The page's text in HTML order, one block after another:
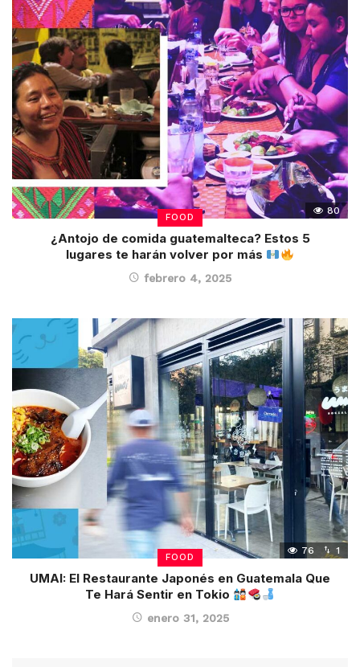
FOOD
80
¿Antojo de comida guatemalteca? Estos 5
lugares te harán volver por más
febrero 4, 2025
FOOD
76 1
UMAI: El Restaurante Japonés en Guatemala Que
Te Hará Sentir en Tokio
enero 31, 2025